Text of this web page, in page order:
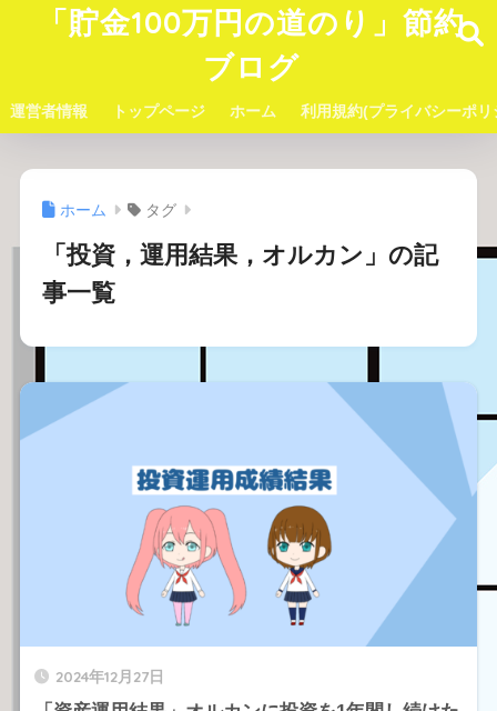
「貯金100万円の道のり」節約
ブログ
運営者情報 トップページ ホーム 利用規約(プライバシーポリ
ホーム タグ
「投資，運用結果，オルカン」の記
事一覧
2024年12月27日